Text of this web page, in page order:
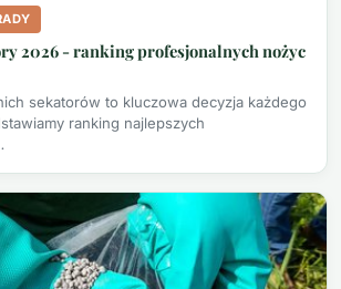
2026 - ranking profesjonalnych nożyc
sekatorów to kluczowa decyzja każdego
ranking najlepszych